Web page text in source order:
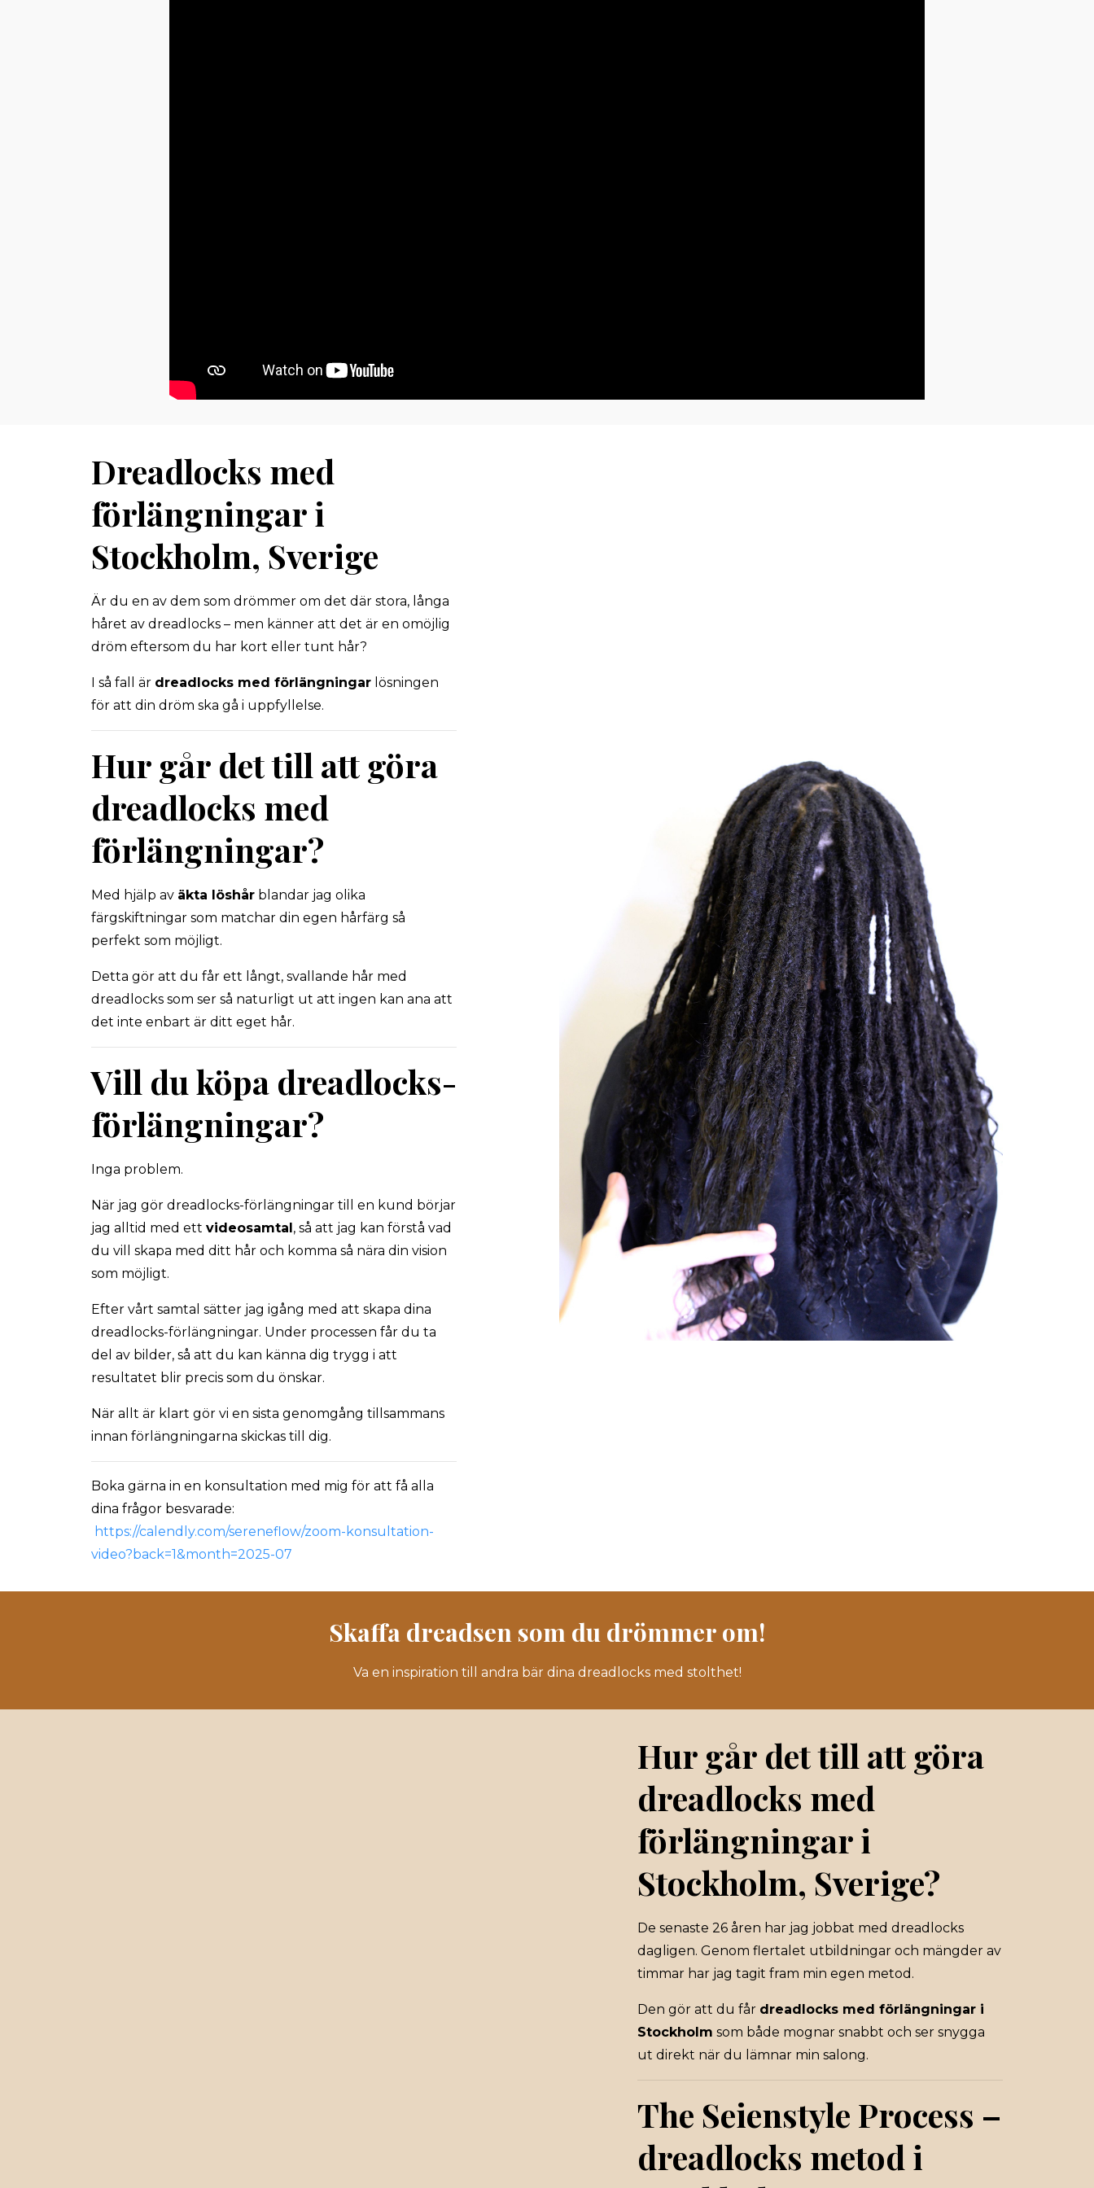
Dreadlocks med
förlängningar i
Stockholm, Sverige
Är du en av dem som drömmer om det där stora, långa
håret av dreadlocks – men känner att det är en omöjlig
dröm eftersom du har kort eller tunt hår?
I så fall är dreadlocks med förlängningar lösningen
för att din dröm ska gå i uppfyllelse.
Hur går det till att göra
dreadlocks med
förlängningar?
Med hjälp av äkta löshår blandar jag olika
färgskiftningar som matchar din egen hårfärg så
perfekt som möjligt.
Detta gör att du får ett långt, svallande hår med
dreadlocks som ser så naturligt ut att ingen kan ana att
det inte enbart är ditt eget hår.
Vill du köpa dreadlocks-
förlängningar?
Inga problem.
När jag gör dreadlocks-förlängningar till en kund börjar
jag alltid med ett videosamtal, så att jag kan förstå vad
du vill skapa med ditt hår och komma så nära din vision
som möjligt.
Efter vårt samtal sätter jag igång med att skapa dina
dreadlocks-förlängningar. Under processen får du ta
del av bilder, så att du kan känna dig trygg i att
resultatet blir precis som du önskar.
När allt är klart gör vi en sista genomgång tillsammans
innan förlängningarna skickas till dig.
Boka gärna in en konsultation med mig för att få alla
dina frågor besvarade:
https://calendly.com/sereneflow/zoom-konsultation-
video?back=1&month=2025-07
Skaffa dreadsen som du drömmer om!
Va en inspiration till andra bär dina dreadlocks med stolthet!
Hur går det till att göra
dreadlocks med
förlängningar i
Stockholm, Sverige?
De senaste 26 åren har jag jobbat med dreadlocks
dagligen. Genom flertalet utbildningar och mängder av
timmar har jag tagit fram min egen metod.
Den gör att du får dreadlocks med förlängningar i
Stockholm som både mognar snabbt och ser snygga
ut direkt när du lämnar min salong.
The Seienstyle Process –
dreadlocks metod i